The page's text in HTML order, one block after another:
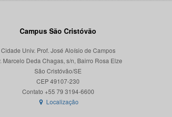
Campus São Cristóvão
Cidade Univ. Prof. José Aloísio de Campos
Marcelo Deda Chagas, s/n, Bairro Rosa Elze
São Cristóvão/SE
CEP 49107-230
Localização